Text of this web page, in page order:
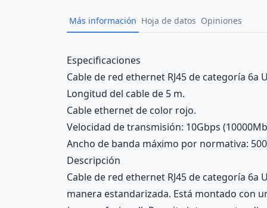
Más información Hoja de datos Opiniones
Description
Especificaciones
Cable de red ethernet RJ45 de categoría 6a
Longitud del cable de 5 m.
Cable ethernet de color rojo.
Velocidad de transmisión: 10Gbps
Ancho de banda máximo por normativa:
Descripción
Cable de red ethernet RJ45 de categoría
manera estandarizada. Está montado con